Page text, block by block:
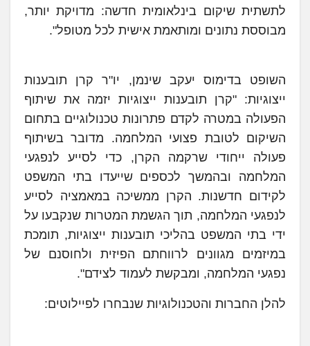
לתשתית שיקום בינלאומית חדשה: מדויקת יותר,
מבוססת נתונים ומותאמת אישית לכל מטופל".
השופט בדימוס יעקב שינמן, יו"ר קרן תובענות
ייצוגיות: "קרן תובענות ייצוגיות יזמה את שיתוף
הפעולה במטרה לקדם פתרונות טכנולוגיים בתחום
השיקום לטובת פצועי המלחמה. מדובר בשיתוף
פעולה ייחודי שרקמה הקרן, כדי לסייע לנפגעי
המלחמה ובהמשך לכספים שייעדו בתי המשפט
לקידום חדשנות. הקרן ממשיכה במאמציה לסייע
לנפגעי המלחמה, תוך הגשמת המטרות שנקבעו על
ידי בתי המשפט בהליכי תובענות ייצוגיות, תומכת
במיזמים מגוונים לרווחתם הפיזית ולחוסנם של
נפגעי המלחמה, ומבקשת לעמוד לצידם".
להלן החברות והטכנולוגיות שנבחרו לפיילוטים: